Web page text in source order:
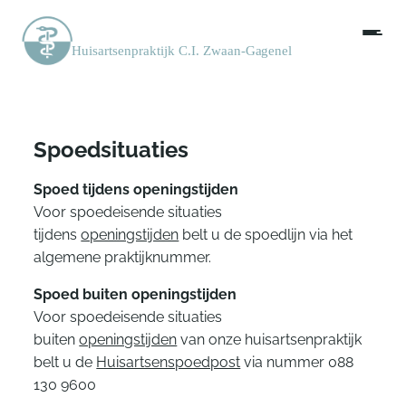
Spoedsituaties
Spoed tijdens openingstijden
Voor spoedeisende situaties
tijdensopeningstijden belt u de spoedlijn via het
algemene praktijknummer.
Spoed buiten openingstijden
Voor spoedeisende situaties
buitenopeningstijden van onze huisartsenpraktijk
belt u de Huisartsenspoedpost via nummer 088
130 9600